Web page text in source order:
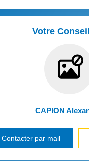
Votre
CAPION
Contacter par mail